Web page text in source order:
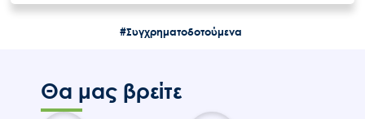
#Συγχρηματοδοτούμενα
Θα μας βρείτε